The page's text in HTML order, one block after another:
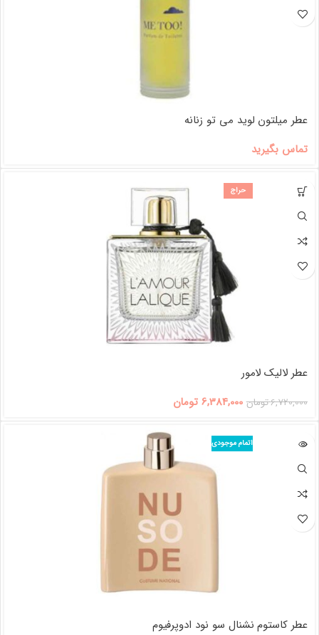
عطر میلتون لوید می تو زنانه
تماس بگیرید
حراج
عطر لالیک لامور
6,720,000تومان 6,384,000 تومان
اتمام موجودی
عطر کاستوم نشنال سو نود ادوپرفیوم